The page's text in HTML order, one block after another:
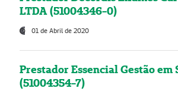
LTDA (51004346-0)
01 de Abril de 2020
Prestador Essencial Gestão em
(51004354-7)